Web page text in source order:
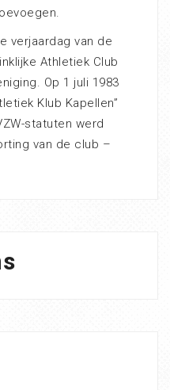
verjaardag van de
Athletiek Club
Op 1 juli 1983
Klub Kapellen”
statuten werd
van de club –